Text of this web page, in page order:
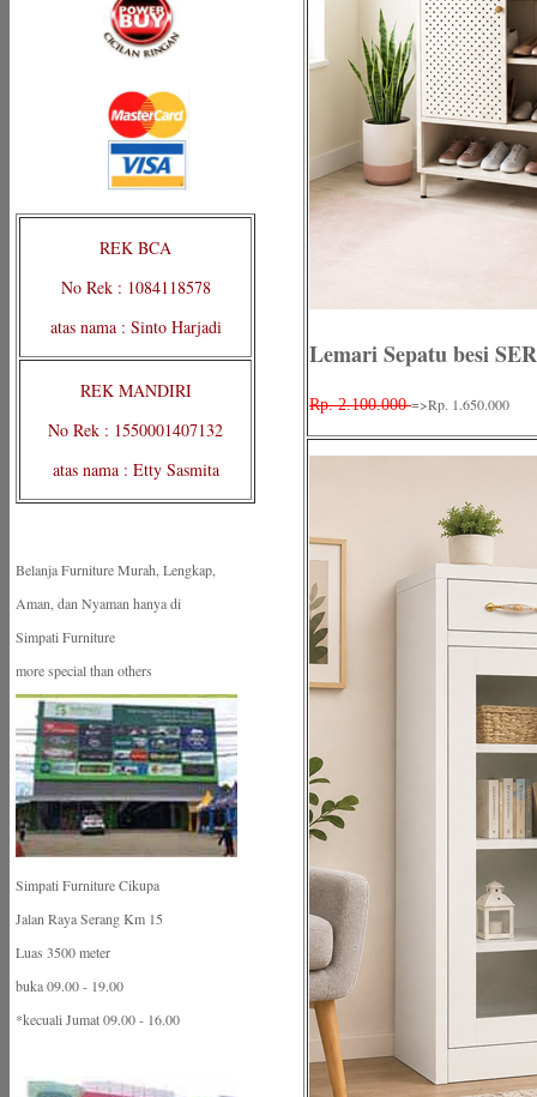
REK BCA
No Rek : 1084118578
atas nama : Sinto Harjadi
REK MANDIRI
No Rek : 1550001407132
atas nama : Etty Sasmita
Belanja Furniture Murah, Lengkap,
Aman, dan Nyaman hanya di
Simpati Furniture
more special than others
Simpati Furniture Cikupa
Jalan Raya Serang Km 15
Luas 3500 meter
buka 09.00 - 19.00
*kecuali Jumat 09.00 - 16.00
Lemari Sepatu besi
Rp. 2.100.000=>Rp. 1.650.000